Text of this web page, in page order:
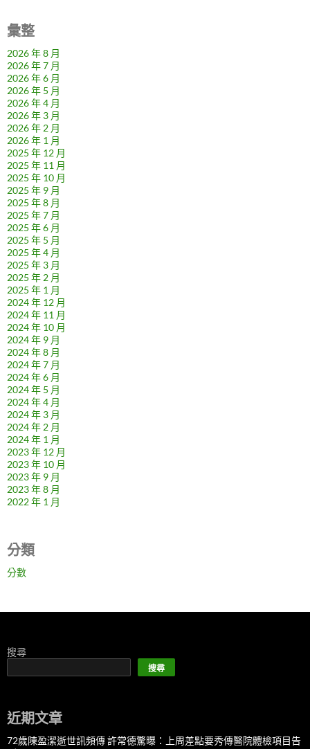
彙整
2026 年 8 月
2026 年 7 月
2026 年 6 月
2026 年 5 月
2026 年 4 月
2026 年 3 月
2026 年 2 月
2026 年 1 月
2025 年 12 月
2025 年 11 月
2025 年 10 月
2025 年 9 月
2025 年 8 月
2025 年 7 月
2025 年 6 月
2025 年 5 月
2025 年 4 月
2025 年 3 月
2025 年 2 月
2025 年 1 月
2024 年 12 月
2024 年 11 月
2024 年 10 月
2024 年 9 月
2024 年 8 月
2024 年 7 月
2024 年 6 月
2024 年 5 月
2024 年 4 月
2024 年 3 月
2024 年 2 月
2024 年 1 月
2023 年 12 月
2023 年 10 月
2023 年 9 月
2023 年 8 月
2022 年 1 月
分類
分數
搜尋
搜尋
近期文章
72歲陳盈潔逝世訊頻傳 許常德驚曝：上周差點要秀傳醫院體檢項目告